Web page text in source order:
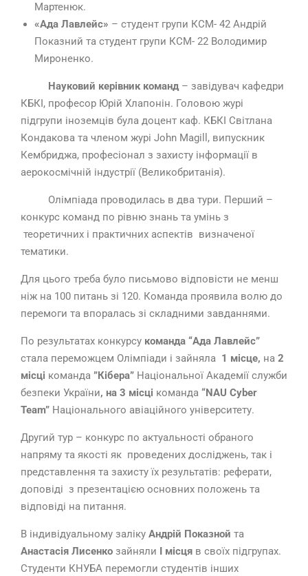
Мартенюк.
«Ада Лавлейс» – студент групи КСМ- 42 Андрій
Показний та студент групи КСМ- 22 Володимир
Мироненко.
Науковий керівник команд– завідувач кафедри
КБКІ, професор Юрій Хлапонін. Головою журі
підгрупи іноземців була доцент каф. КБКІ Світлана
Кондакова та членом журі John Magill, випускник
Кембриджа, професіонал з захисту інформації в
аерокосмічній індустрії (Великобританія).
Олімпіада проводилась в два тури. Перший –
конкурс команд по рівню знань та умінь з
теоретичних і практичних аспектів визначеної
тематики.
Для цього треба було письмово відповісти не менш
ніж на 100 питань зі 120. Команда проявила волю до
перемоги та впоралась зі складними завданнями.
По результатах конкурсу команда “Ада Лавлейс”
стала переможцем Олімпіади і зайняла 1 місце, на 2
місці команда ”Кібера” Національної Академії служби
безпеки України, на 3 місці команда “NAU Cyber
Team” Національного авіаційного університету.
Другий тур – конкурс по актуальності обраного
напряму та якості як проведених досліджень, так і
представлення та захисту їх результатів: реферати,
доповіді з презентацією основних положень та
відповіді на питання.
В індивідуальному заліку Андрій Показной та
Анастасія Лисенко зайняли І місця в своїх підгрупах.
Студенти КНУБА перемогли студентів інших